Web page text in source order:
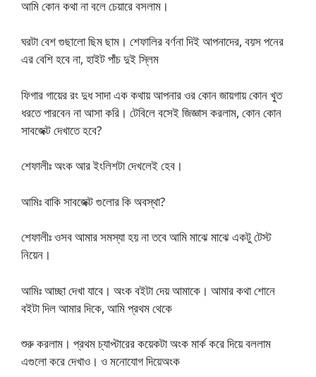
আমি কোন কথা না বলে চেয়ারে বসলাম।
ঘরটা বেশ গুছালো ছিম ছাম। শেফালির বর্ণনা দিই আপনাদের, বয়স পনের
এর বেশি হবে না, হাইট পাঁচ দুই স্লিম
ফিগার গায়ের রং দুধ সাদা এক কথায় আপনার ওর কোন জায়গায় কোন খুত
ধরতে পারবেন না আসা করি। টেবিলে বসেই জিজ্ঞাস করলাম, কোন কোন
সাবজেক্ট দেখাতে হবে?
শেফালীঃ অংক আর ইংলিশটা দেখলেই হেব।
আমিঃ বাকি সাবজেক্ট গুলোর কি অবস্থা?
শেফালীঃ ওসব আমার সমস্যা হয় না তবে আমি মাঝে মাঝে একটু টেস্ট
নিয়েন।
আমিঃ আচ্ছা দেখা যাবে। অংক বইটা দেয় আমাকে। আমার কথা শোনে
বইটা দিল আমার দিকে, আমি প্রথম থেকে
শুরু করলাম। প্রথম চ্যাপ্টারের কয়েকটা অংক মার্ক করে দিয়ে বললাম
এগুলো করে দেখাও। ও মনোযোগ দিয়েঅংক